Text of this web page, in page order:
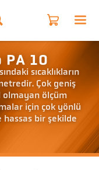
PA 10
sıcaklıkların
Çok geniş
olmayan ölçüm
için çok yönlü
hassas bir şekilde